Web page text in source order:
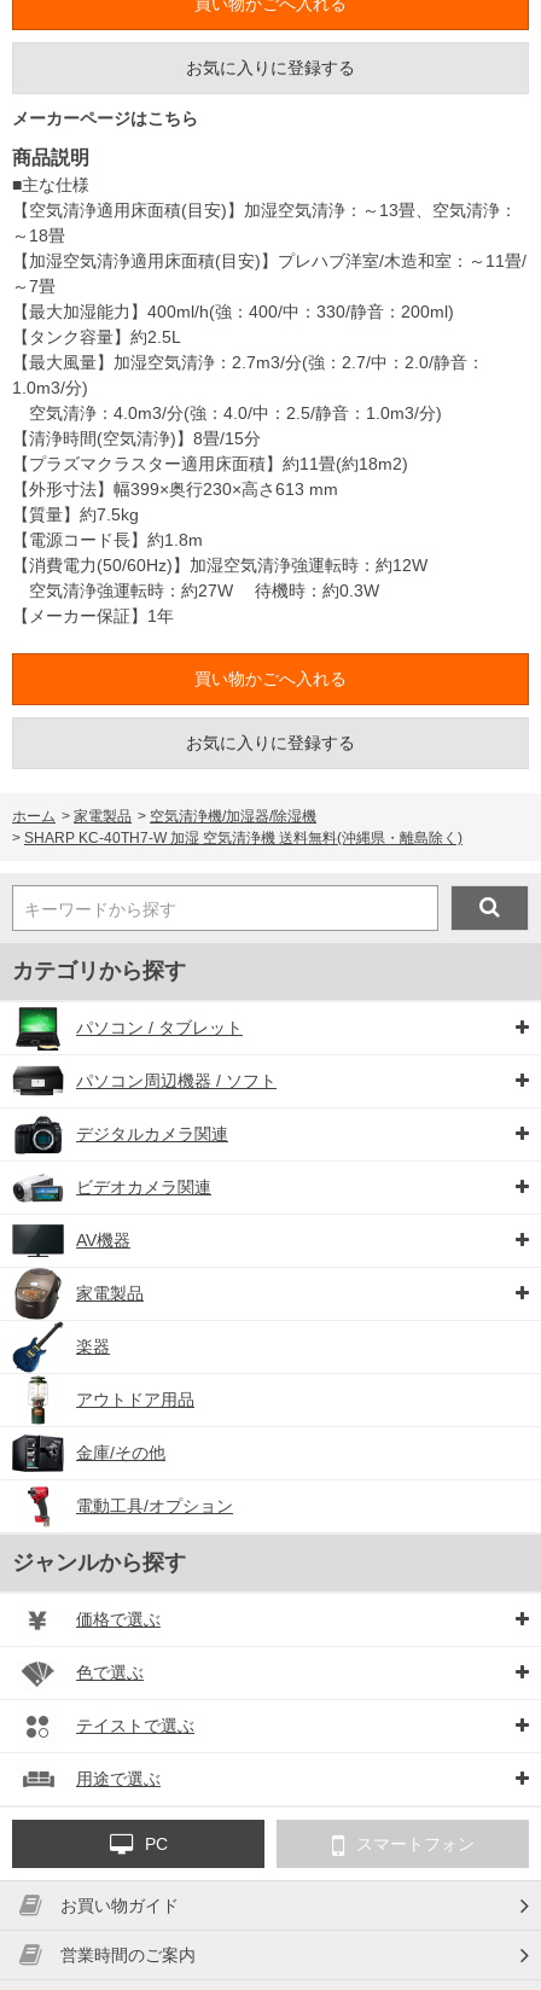
お気に入りに登録する
メーカーページはこちら
商品説明
■主な仕様
【空気清浄適用床面積(目安)】加湿空気清浄：～13畳、空気清浄：
～18畳
【加湿空気清浄適用床面積(目安)】プレハブ洋室/木造和室：～11畳/
～7畳
【最大加湿能力】400ml/h(強：400/中：330/静音：200ml)
【タンク容量】約2.5L
【最大風量】加湿空気清浄：2.7m3/分(強：2.7/中：2.0/静音：
1.0m3/分)
空気清浄：4.0m3/分(強：4.0/中：2.5/静音：1.0m3/分)
【清浄時間(空気清浄)】8畳/15分
【プラズマクラスター適用床面積】約11畳(約18m2)
【外形寸法】幅399×奥行230×高さ613 mm
【質量】約7.5kg
【電源コード長】約1.8m
【消費電力(50/60Hz)】加湿空気清浄強運転時：約12W
空気清浄強運転時：約27W 待機時：約0.3W
【メーカー保証】1年
お気に入りに登録する
ホーム > 家電製品 > 空気清浄機/加湿器/除湿機
> SHARP KC-40TH7-W 加湿 空気清浄機 送料無料(沖縄県・離島除く)
キーワードから探す
カテゴリから探す
パソコン / タブレット
パソコン周辺機器 / ソフト
デジタルカメラ関連
ビデオカメラ関連
AV機器
家電製品
楽器
アウトドア用品
金庫/その他
電動工具/オプション
ジャンルから探す
価格で選ぶ
色で選ぶ
テイストで選ぶ
用途で選ぶ
PC スマートフォン
お買い物ガイド
営業時間のご案内